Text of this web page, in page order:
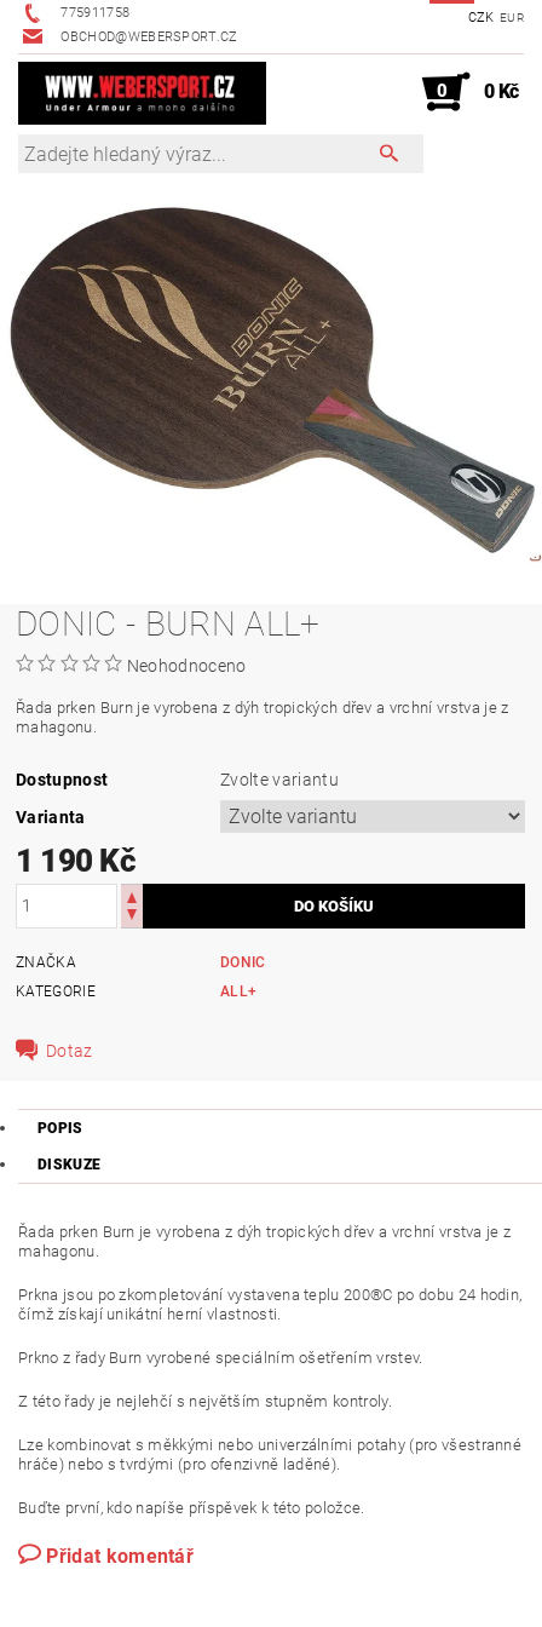
775911758
OBCHOD@WEBERSPORT.CZ
CZK EUR
0 0 Kč
DONIC - BURN ALL+
Neohodnoceno
Řada prken Burn je vyrobena z dýh tropických dřev a vrchní vrstva je z
mahagonu.
Dostupnost
Zvolte variantu
Varianta
1 190 Kč
ZNAČKA
DONIC
KATEGORIE
ALL+
Dotaz
POPIS
DISKUZE
Řada prken Burn je vyrobena z dýh tropických dřev a vrchní vrstva je z
mahagonu.
Prkna jsou po zkompletování vystavena teplu 200®C po dobu 24 hodin,
čímž získají unikátní herní vlastnosti.
Prkno z řady Burn vyrobené speciálním ošetřením vrstev.
Z této řady je nejlehčí s největším stupněm kontroly.
Lze kombinovat s měkkými nebo univerzálními potahy (pro všestranné
hráče) nebo s tvrdými (pro ofenzivně laděné).
Buďte první, kdo napíše příspěvek k této položce.
Přidat komentář